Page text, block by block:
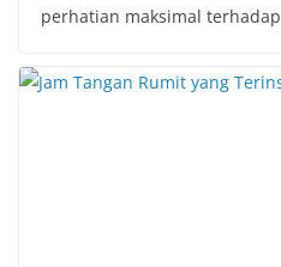
perhatian maksimal terhadap